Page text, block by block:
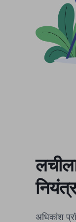
अधिकांश